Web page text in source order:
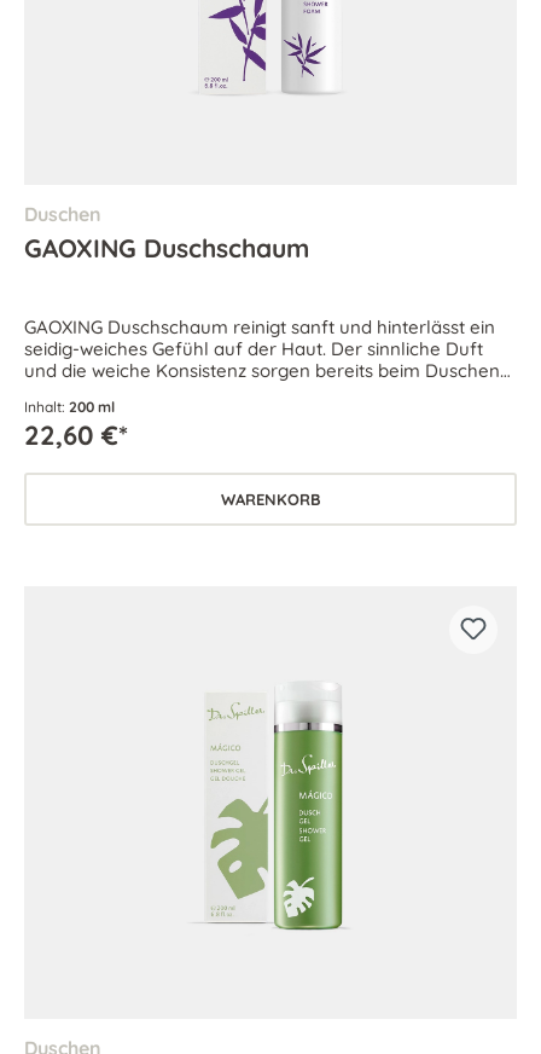
Duschen
GAOXING Duschschaum
GAOXING Duschschaum reinigt sanft und hinterlässt ein
seidig-weiches Gefühl auf der Haut. Der sinnliche Duft
und die weiche Konsistenz sorgen bereits beim Duschen
Inhalt: 200 ml
22,60 €*
WARENKORB
Duschen